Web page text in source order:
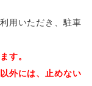
用いただき、駐車
す。
外には、止めない